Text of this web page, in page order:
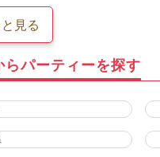
見る
パーティーを探す